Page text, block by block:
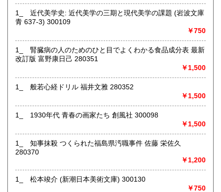
店舗にて受け取り可能ですが、遠方の倉庫にて保管してる商
品もあるため、必ず事前にメッセージまたはお電話にてご連
絡くださいませ。
沿線名：-
営業時間：月～金10:00～18:00 土10:00～16:00
定休日：日曜日・お盆・年末年始
書籍の買取について
ジャンル問わず店舗にて買取査定致します。
取り扱い分野
古書一般（その他）
1_ 近代美学史: 近代美学の三期と現代美学の課題 (岩波文庫
青 637-3) 300109
￥750
1_ 腎臓病の人のためのひと目でよくわかる食品成分表 最新
改訂版 富野康日己 280351
￥1,500
1_ 般若心経ドリル 福井文雅 280352
￥1,500
1_ 1930年代 青春の画家たち 創風社 300098
￥1,500
1_ 知事抹殺 つくられた福島県汚職事件 佐藤 栄佐久
280370
￥1,200
1_ 松本竣介 (新潮日本美術文庫) 300130
￥750